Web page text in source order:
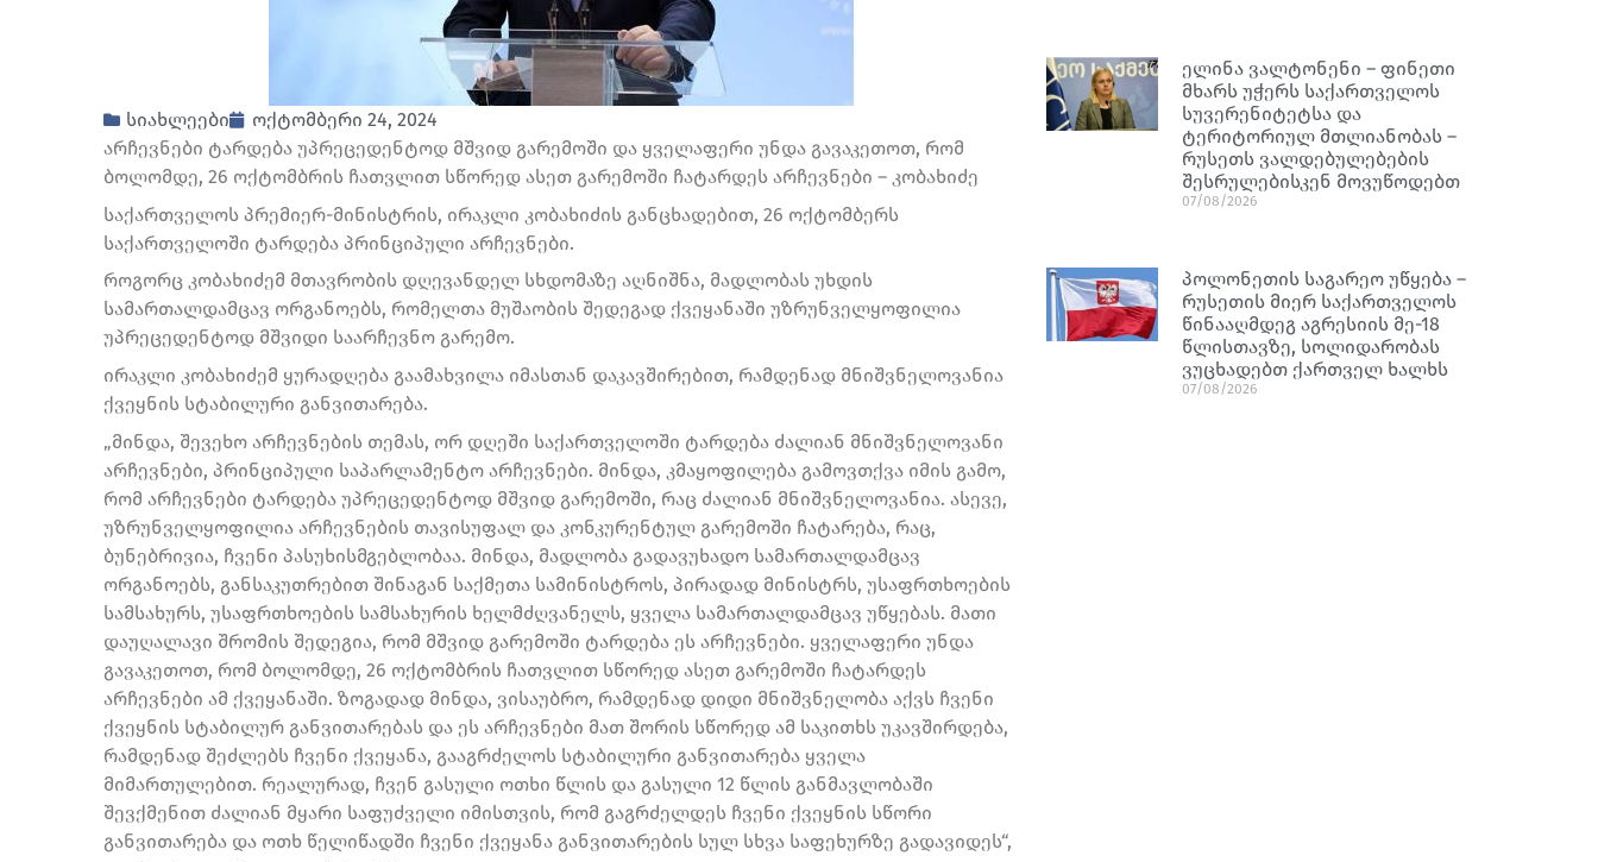
სიახლეები
ოქტომბერი 24, 2024
არჩევნები ტარდება უპრეცედენტოდ მშვიდ გარემოში და ყველაფერი უნდა გავაკეთოთ, რომ
ბოლომდე, 26 ოქტომბრის ჩათვლით სწორედ ასეთ გარემოში ჩატარდეს არჩევნები – კობახიძე
საქართველოს პრემიერ-მინისტრის, ირაკლი კობახიძის განცხადებით, 26 ოქტომბერს
საქართველოში ტარდება პრინციპული არჩევნები.
როგორც კობახიძემ მთავრობის დღევანდელ სხდომაზე აღნიშნა, მადლობას უხდის
სამართალდამცავ ორგანოებს, რომელთა მუშაობის შედეგად ქვეყანაში უზრუნველყოფილია
უპრეცედენტოდ მშვიდი საარჩევნო გარემო.
ირაკლი კობახიძემ ყურადღება გაამახვილა იმასთან დაკავშირებით, რამდენად მნიშვნელოვანია
ქვეყნის სტაბილური განვითარება.
„მინდა, შევეხო არჩევნების თემას, ორ დღეში საქართველოში ტარდება ძალიან მნიშვნელოვანი
არჩევნები, პრინციპული საპარლამენტო არჩევნები. მინდა, კმაყოფილება გამოვთქვა იმის გამო,
რომ არჩევნები ტარდება უპრეცედენტოდ მშვიდ გარემოში, რაც ძალიან მნიშვნელოვანია. ასევე,
უზრუნველყოფილია არჩევნების თავისუფალ და კონკურენტულ გარემოში ჩატარება, რაც,
ბუნებრივია, ჩვენი პასუხისმგებლობაა. მინდა, მადლობა გადავუხადო სამართალდამცავ
ორგანოებს, განსაკუთრებით შინაგან საქმეთა სამინისტროს, პირადად მინისტრს, უსაფრთხოების
სამსახურს, უსაფრთხოების სამსახურის ხელმძღვანელს, ყველა სამართალდამცავ უწყებას. მათი
დაუღალავი შრომის შედეგია, რომ მშვიდ გარემოში ტარდება ეს არჩევნები. ყველაფერი უნდა
გავაკეთოთ, რომ ბოლომდე, 26 ოქტომბრის ჩათვლით სწორედ ასეთ გარემოში ჩატარდეს
არჩევნები ამ ქვეყანაში. ზოგადად მინდა, ვისაუბრო, რამდენად დიდი მნიშვნელობა აქვს ჩვენი
ქვეყნის სტაბილურ განვითარებას და ეს არჩევნები მათ შორის სწორედ ამ საკითხს უკავშირდება,
რამდენად შეძლებს ჩვენი ქვეყანა, გააგრძელოს სტაბილური განვითარება ყველა
მიმართულებით. რეალურად, ჩვენ გასული ოთხი წლის და გასული 12 წლის განმავლობაში
შევქმენით ძალიან მყარი საფუძველი იმისთვის, რომ გაგრძელდეს ჩვენი ქვეყნის სწორი
განვითარება და ოთხ წელიწადში ჩვენი ქვეყანა განვითარების სულ სხვა საფეხურზე გადავიდეს“,
ელინა ვალტონენი – ფინეთი
მხარს უჭერს საქართველოს
სუვერენიტეტსა და
ტერიტორიულ მთლიანობას –
რუსეთს ვალდებულებების
შესრულებისკენ მოვუწოდებთ
07/08/2026
პოლონეთის საგარეო უწყება –
რუსეთის მიერ საქართველოს
წინააღმდეგ აგრესიის მე-18
წლისთავზე, სოლიდარობას
ვუცხადებთ ქართველ ხალხს
07/08/2026